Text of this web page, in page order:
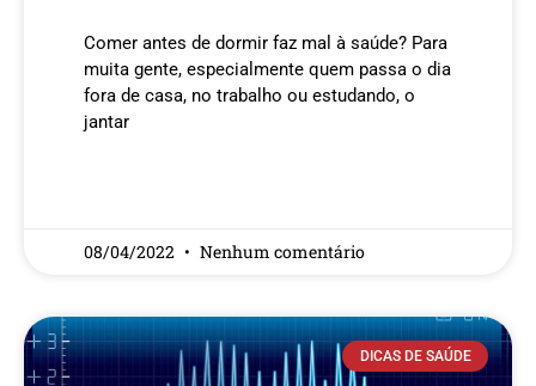
Comer antes de dormir faz mal à saúde? Para
muita gente, especialmente quem passa o dia
fora de casa, no trabalho ou estudando, o
jantar
08/04/2022 Nenhum comentário
DICAS DE SAÚDE